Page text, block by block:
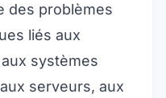
des problèmes
liés aux
systèmes
serveurs, aux